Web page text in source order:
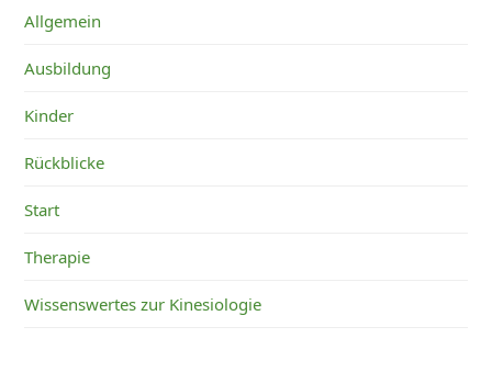
Allgemein
Ausbildung
Kinder
Rückblicke
Start
Therapie
Wissenswertes zur Kinesiologie